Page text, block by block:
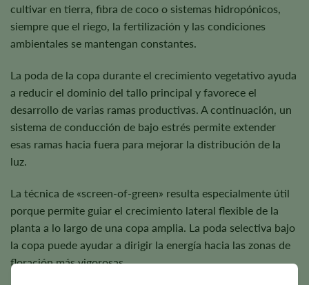
cultivar en tierra, fibra de coco o sistemas hidropónicos,
siempre que el riego, la fertilización y las condiciones
ambientales se mantengan constantes.
La poda de la copa durante el crecimiento vegetativo ayuda
a reducir el dominio del tallo principal y favorece el
desarrollo de varias ramas productivas. A continuación, un
sistema de conducción de bajo estrés permite extender
esas ramas hacia fuera para mejorar la distribución de la
luz.
La técnica de «screen-of-green» resulta especialmente útil
porque permite guiar el crecimiento lateral flexible de la
planta a lo largo de una copa amplia. La poda selectiva bajo
la copa puede ayudar a dirigir la energía hacia las zonas de
floración más vigorosas.